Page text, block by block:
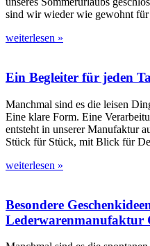
sind wir wieder wie gewohnt für
weiterlesen »
Ein Begleiter für jeden
Manchmal sind es die leisen
Eine klare Form. Eine
entsteht in unserer Manufaktur
Stück für Stück, mit Blick für
weiterlesen »
Besondere
Lederwarenmanufaktur